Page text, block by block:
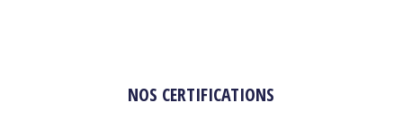
NOS CERTIFICATIONS